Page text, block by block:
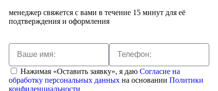
менеджер свяжется с вами в течение 15 минут для её
подтверждения и оформления
Нажимая «Оставить заявку», я даю Согласие на
обработку персональных данных на основании Политики
конфиденциальности